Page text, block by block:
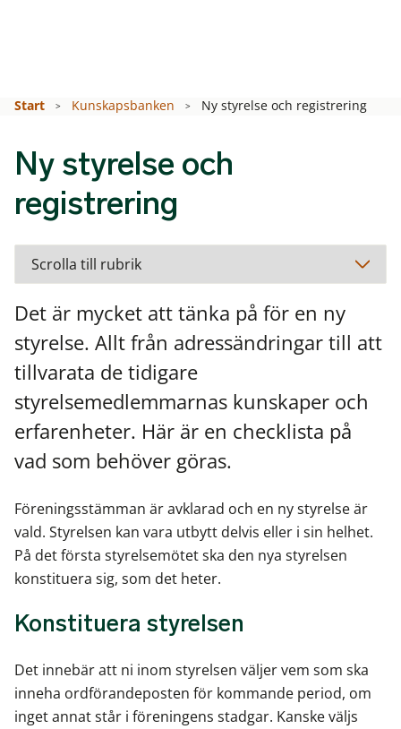
Start Kunskapsbanken Ny styrelse och registrering
Ny styrelse och
registrering
Det är mycket att tänka på för en ny
styrelse. Allt från adressändringar till att
tillvarata de tidigare
styrelsemedlemmarnas kunskaper och
erfarenheter. Här är en checklista på
vad som behöver göras.
Föreningsstämman är avklarad och en ny styrelse är
vald. Styrelsen kan vara utbytt delvis eller i sin helhet.
På det första styrelsemötet ska den nya styrelsen
konstituera sig, som det heter.
Konstituera styrelsen
Det innebär att ni inom styrelsen väljer vem som ska
inneha ordförandeposten för kommande period, om
inget annat står i föreningens stadgar. Kanske väljs